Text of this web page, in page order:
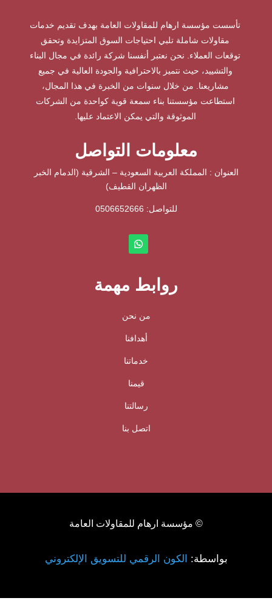
تأسست مؤسسة ارهام للمقاولات العامة بهدف تقديم خدمات
مقاولات شاملة تلبي احتياجات السوق المتزايدة وتحقق
توقعات العملاء. نحن نعتبر أنفسنا شركة رائدة في مجال البناء
والتشييد، حيث نتميز بالاحترافية والجودة العالية في جميع
مشاريعنا. من خلال سنوات من الخبرة في هذا المجال،
استطاعت مؤسستنا بناء سمعة قوية كواحدة من الشركات
الموثوقة والتي يمكن الاعتماد عليها.
معلومات التواصل
العنوان : المملكة العربية السعودية – الشرقية (الدمام الخبر
الظهران القطيف)
للتواصل: ⁦ 0506652666
روابط مهمة
من نحن
أهدافنا
خدماتنا
قيمنا
رسالتنا
اتصل بنا
© مؤسسة ارهام للمقاولات العامة
بواسطة: الكون الرقمي للتسويق الإلكتروني